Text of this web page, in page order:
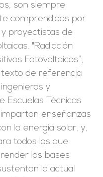
son siempre
comprendidos por
y proyectistas de
"Radiación
Fotovoltaicos”,
de referencia
y
Escuelas Técnicas
enseñanzas
la energía solar, y,
todos los que
las bases
la actual